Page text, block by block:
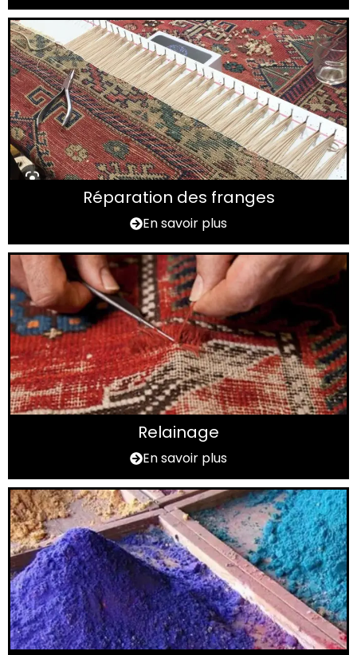
Réparation des franges
En savoir plus
Relainage
En savoir plus